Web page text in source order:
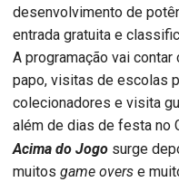
desenvolvimento de
entrada gratuita e
A programação vai
papo, visitas de escolas
colecionadores e visita
além de dias de festa no
Acima do Jogo surge
muitos game overs e